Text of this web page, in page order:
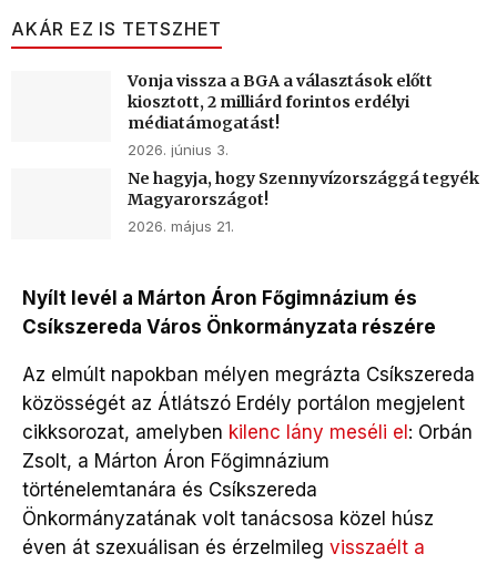
AKÁR EZ IS TETSZHET
Vonja vissza a BGA a választások előtt
kiosztott, 2 milliárd forintos erdélyi
médiatámogatást!
2026. június 3.
Ne hagyja, hogy Szennyvízországgá tegyék
Magyarországot!
2026. május 21.
Nyílt levél a Márton Áron Főgimnázium és
Csíkszereda Város Önkormányzata részére
Az elmúlt napokban mélyen megrázta Csíkszereda
közösségét az Átlátszó Erdély portálon megjelent
cikksorozat, amelyben kilenc lány meséli el : Orbán
Zsolt, a Márton Áron Főgimnázium
történelemtanára és Csíkszereda
Önkormányzatának volt tanácsosa közel húsz
éven át szexuálisan és érzelmileg visszaélt a